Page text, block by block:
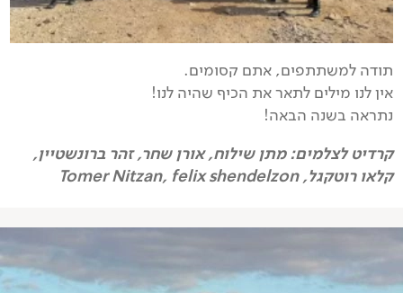
תודה למשתתפים, אתם קסומים.
אין לנו מילים לתאר את הכיף שהיה לנו!
נתראה בשנה הבאה!
קרדיט לצלמים: מתן שילוח, אורן שחר, זהר ברונשטיין,
קלאו רוטקגל, Tomer Nitzan, felix shendelzon